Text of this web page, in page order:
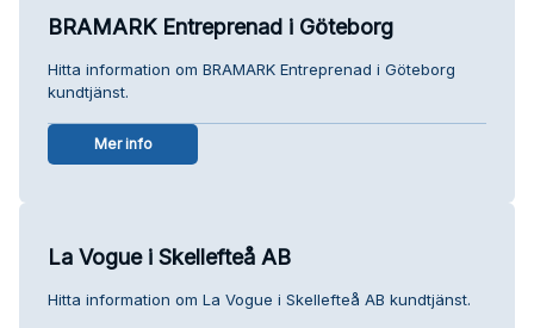
BRAMARK Entreprenad i Göteborg
Hitta information om BRAMARK Entreprenad i Göteborg
kundtjänst.
Mer info
La Vogue i Skellefteå AB
Hitta information om La Vogue i Skellefteå AB kundtjänst.